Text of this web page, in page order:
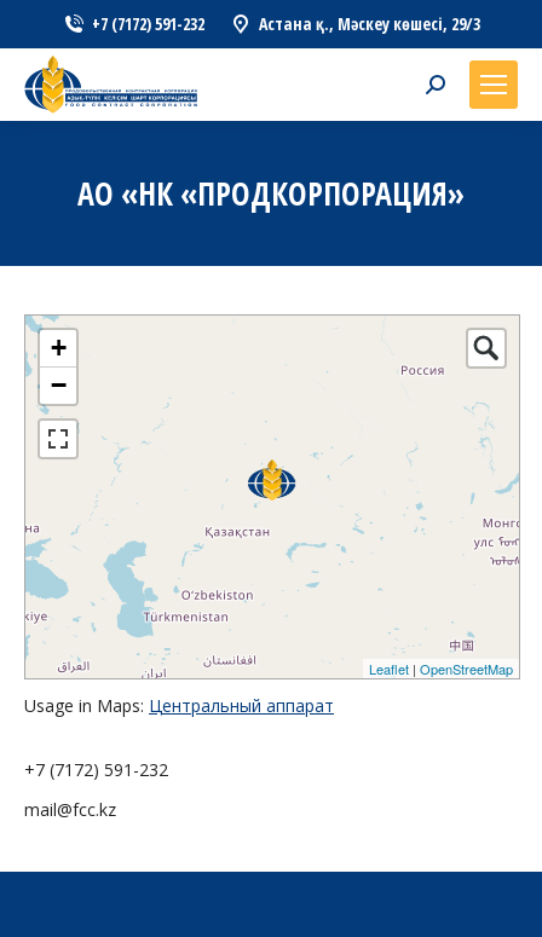
+7 (7172) 591-232 Астана қ., Мәскеу көшесі, 29/3
Search:
АО «НК «ПРОДКОРПОРАЦИЯ»
+
−
Leaflet | OpenStreetMap
Usage in Maps: Центральный аппарат
+7 (7172) 591-232
mail@fcc.kz